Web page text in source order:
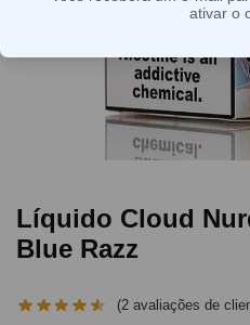
Líquido Cloud
Blue Razz
(2 avaliações de
ativar o